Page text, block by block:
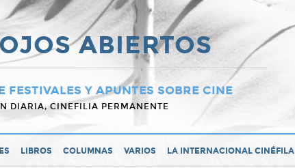
ABIERTOS
Y APUNTES SOBRE CINE
DIARIA, CINEFILIA PERMANENTE
LIBROS COLUMNAS VARIOS LA INTERNACIONAL CINÉFILA